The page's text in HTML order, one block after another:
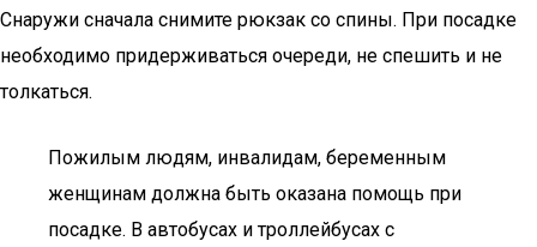
Снаружи сначала снимите рюкзак со спины. При посадке
необходимо придерживаться очереди, не спешить и не
толкаться.
Пожилым людям, инвалидам, беременным
женщинам должна быть оказана помощь при
посадке. В автобусах и троллейбусах с